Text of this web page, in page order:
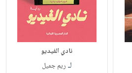
نادي الفيديو
لـ ريم جميل